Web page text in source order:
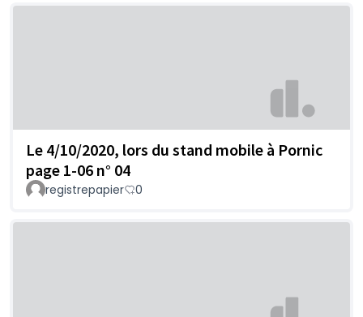
Le 4/10/2020, lors du stand mobile à Pornic
page 1-06 n° 04
registrepapier 0